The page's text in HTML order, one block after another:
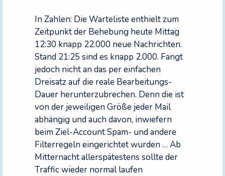
In Zahlen: Die Warteliste enthielt zum
Zeitpunkt der Behebung heute Mittag
12:30 knapp 22.000 neue Nachrichten.
Stand 21:25 sind es knapp 2.000. Fangt
jedoch nicht an das per einfachen
Dreisatz auf die reale Bearbeitungs-
Dauer herunterzubrechen. Denn die ist
von der jeweiligen Größe jeder Mail
abhängig und auch davon, inwiefern
beim Ziel-Account Spam- und andere
Filterregeln eingerichtet wurden … Ab
Mitternacht allerspätestens sollte der
Traffic wieder normal laufen